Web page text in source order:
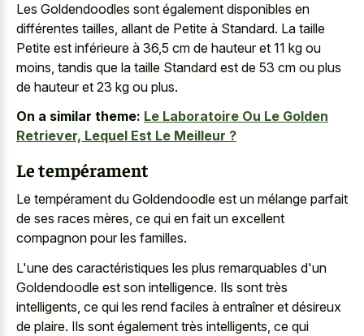
Les Goldendoodles sont également disponibles en
différentes tailles, allant de Petite à Standard. La taille
Petite est inférieure à 36,5 cm de hauteur et 11 kg ou
moins, tandis que la taille Standard est de 53 cm ou plus
de hauteur et 23 kg ou plus.
On a similar theme: Le Laboratoire Ou Le Golden
Retriever, Lequel Est Le Meilleur ?
Le tempérament
Le tempérament du Goldendoodle est un mélange parfait
de ses races mères, ce qui en fait un excellent
compagnon pour les familles.
L'une des caractéristiques les plus remarquables d'un
Goldendoodle est son intelligence. Ils sont très
intelligents, ce qui les rend faciles à entraîner et désireux
de plaire. Ils sont également très intelligents, ce qui